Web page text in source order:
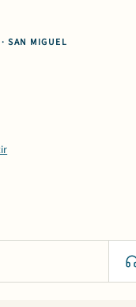
SAN MIGUEL